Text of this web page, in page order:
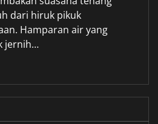
dari hiruk pikuk
Hamparan air yang
jernih…